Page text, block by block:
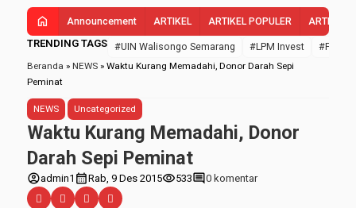
home Announcement ARTIKEL ARTIKEL POPULER ARTIKEL
TRENDING TAGS #UIN Walisongo Semarang #LPM Invest
#FEBI
Beranda » NEWS » Waktu Kurang Memadahi, Donor Darah Sepi
Peminat
NEWS Uncategorized
Waktu Kurang Memadahi, Donor
Darah Sepi Peminat
account_circleadmin1 calendar_monthRab, 9 Des 2015visibility533comment0 komentar